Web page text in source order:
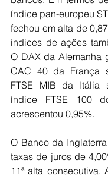
índice pan-europeu
fechou em alta de
índices de ações
O DAX da Alemanha
CAC 40 da França
FTSE MIB da Itália
índice FTSE 100
acrescentou 0,95%.
O Banco da
taxas de juros de
11ª alta consecutiva.